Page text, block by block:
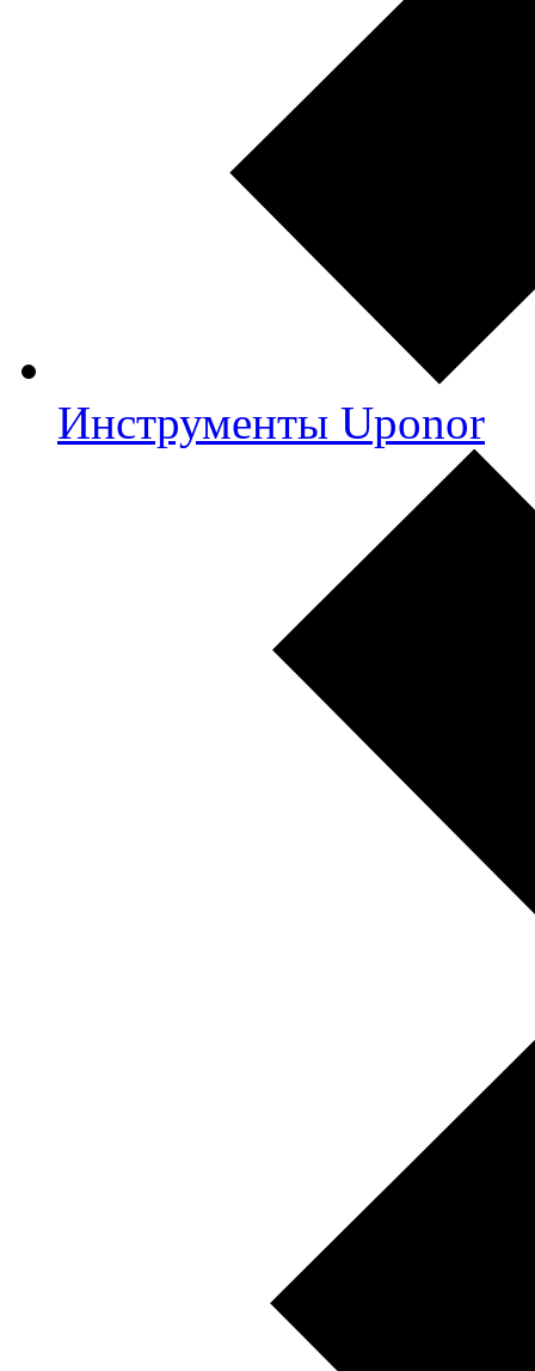
Инструменты Uponor